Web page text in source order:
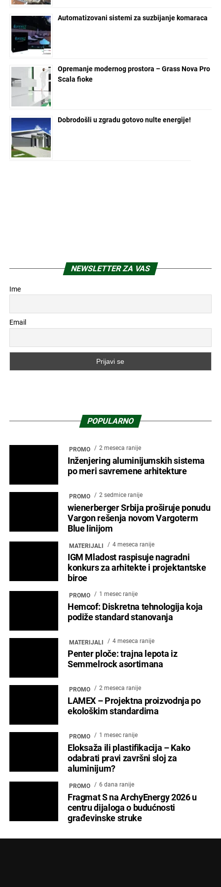
Automatizovani sistemi za suzbijanje komaraca
Opremanje modernog prostora – Grass Nova Pro
Scala fioke
Dobrodošli u zgradu gotovo nulte energije!
NEWSLETTER ZA VAS
Ime
Email
POPULARNO
PROMO 2 meseca ranije
Inženjering aluminijumskih sistema
po meri savremene arhitekture
PROMO 2 sedmice ranije
wienerberger Srbija proširuje ponudu
Vargon rešenja novom Vargoterm
Blue linijom
MATERIJALI 4 meseca ranije
IGM Mladost raspisuje nagradni
konkurs za arhitekte i projektantske
biroe
PROMO 1 mesec ranije
Hemcof: Diskretna tehnologija koja
podiže standard stanovanja
MATERIJALI 4 meseca ranije
Penter ploče: trajna lepota iz
Semmelrock asortimana
PROMO 2 meseca ranije
LAMEX – Projektna proizvodnja po
ekološkim standardima
PROMO 1 mesec ranije
Eloksaža ili plastifikacija – Kako
odabrati pravi završni sloj za
aluminijum?
PROMO 6 dana ranije
Fragmat S na ArchyEnergy 2026 u
centru dijaloga o budućnosti
građevinske struke